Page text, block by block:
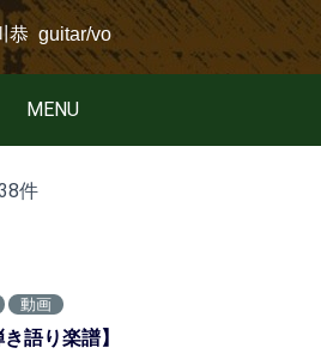
guitar/vo
MENU
件
動画
語り楽譜】